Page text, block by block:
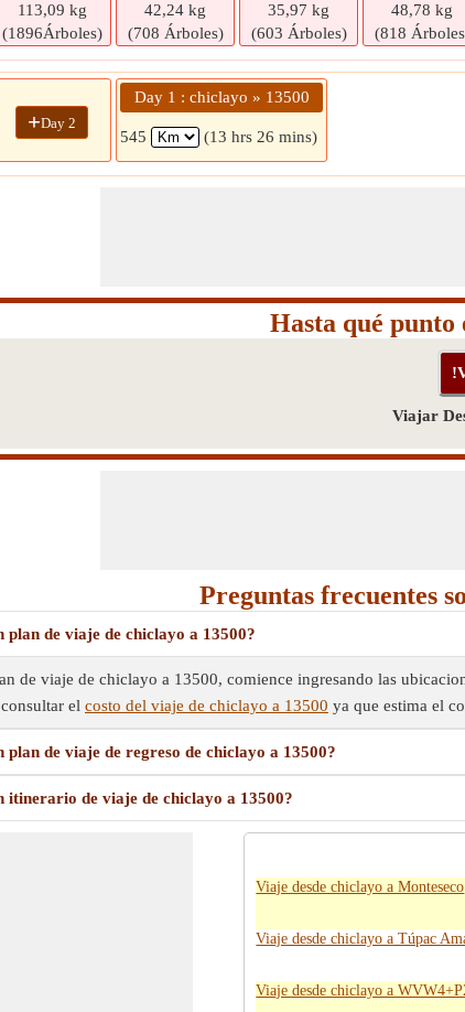
113,09 kg
(1896Árboles)
42,24 kg
(708 Árboles)
35,97 kg
(603 Árboles)
48,78 kg
(818
+Day 2
Day 1 : chiclayo » 13500
545 (13 hrs 26 mins)
Hasta qué punto
Viajar
Preguntas frecuentes
plan de viaje de chiclayo a 13500?
de viaje de chiclayo a 13500, comience ingresando las
el costo del viaje de chiclayo a 13500 ya que estima el
plan de viaje de regreso de chiclayo a 13500?
itinerario de viaje de chiclayo a 13500?
Viaje desde chiclayo a Monteseco
Viaje desde chiclayo a Túpac
Viaje desde chiclayo a